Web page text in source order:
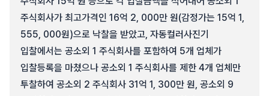
주식회사가 최고가격인 16억 2, 000만 원(감정가는 15억 1,
555, 000원)으로 낙찰을 받았고, 자동컬러사진기
입찰에서는 공소외 1 주식회사를 포함하여 5개 업체가
입찰등록을 마쳤으나 공소외 1 주식회사를 제한 4개 업체만
투찰하여 공소외 2 주식회사 31억 1, 300만 원, 공소외 9